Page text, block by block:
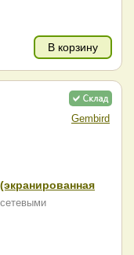
В корзину
Gembird